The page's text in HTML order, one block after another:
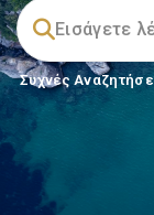
Συχνές